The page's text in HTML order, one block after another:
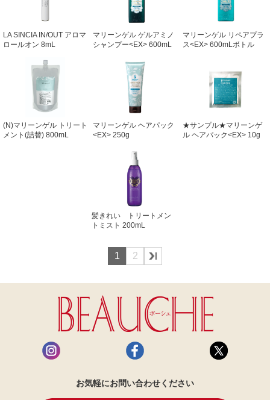
LA SINCIA IN/OUT アロマ
ロールオン 8mL
マリーンゲル ゲルアミノ
シャンプー<EX> 600mL
マリーンゲル リペアプラ
ス<EX> 600mLボトル
(N)マリーンゲル トリート
メント(詰替) 800mL
マリーンゲル ヘアパック
<EX> 250g
★サンプル★マリーンゲ
ル ヘアパック<EX> 10g
髪きれい トリートメン
トミスト 200mL
1 2
お気軽にお問い合わせください